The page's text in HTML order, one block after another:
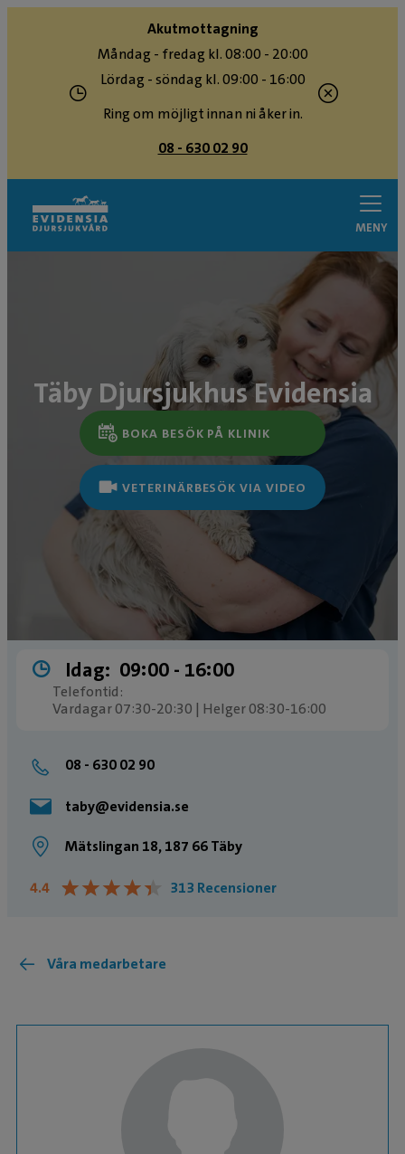
Akutmottagning
Måndag - fredag kl. 08:00 - 20:00
Lördag - söndag kl. 09:00 - 16:00
Ring om möjligt innan ni åker in.
08 - 630 02 90
MENY
Täby Djursjukhus Evidensia
BOKA BESÖK PÅ KLINIK
VETERINÄRBESÖK VIA VIDEO
Idag: 09:00 ­- 16:00
Telefontid:
Vardagar 07:30-20:30 | Helger 08:30-16:00
08 - 630 02 90
taby@evidensia.se
Mätslingan 18, 187 66 Täby
4.4 ★★★★★
★★★★★ 313 Recensioner
Våra medarbetare